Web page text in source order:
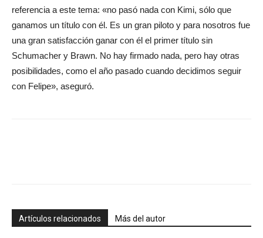
referencia a este tema: «no pasó nada con Kimi, sólo que
ganamos un título con él. Es un gran piloto y para nosotros fue
una gran satisfacción ganar con él el primer título sin
Schumacher y Brawn. No hay firmado nada, pero hay otras
posibilidades, como el año pasado cuando decidimos seguir
con Felipe», aseguró.
Artículos relacionados Más del autor